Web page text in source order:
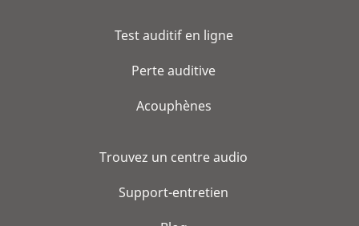
Test auditif en ligne
Perte auditive
Acouphènes
Trouvez un centre audio
Support-entretien